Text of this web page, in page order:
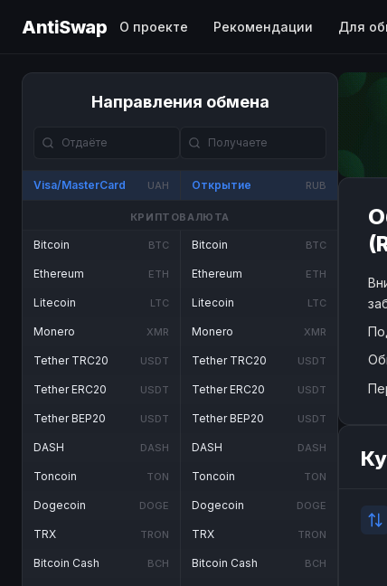
AntiSwap О проекте Рекомендации Для
Направления обмена
Visa/MasterCard UAH Открытие RUB
КРИПТОВАЛЮТА
Bitcoin BTC
Ethereum ETH
Litecoin LTC
Monero XMR
Tether TRC20 USDT
Tether ERC20 USDT
Tether BEP20 USDT
DASH DASH
Toncoin TON
Dogecoin DOGE
TRX TRON
Bitcoin Cash BCH
Bitcoin BTC
Ethereum ETH
Litecoin LTC
Monero XMR
Tether TRC20 USDT
Tether ERC20 USDT
Tether BEP20 USDT
DASH DASH
Toncoin TON
Dogecoin DOGE
TRX TRON
Bitcoin Cash BCH